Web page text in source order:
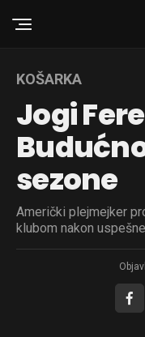
KOŠARKA
Jogi
sezone
Američki plejmejker
klubom nakon